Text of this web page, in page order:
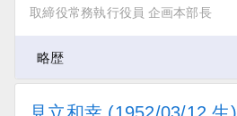
取締役常務執行役員 企画本部長
略歴